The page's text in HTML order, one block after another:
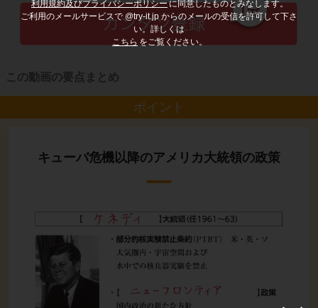
利用規約及びプライバシーポリシーに同意したものとみなします。
ご利用のメールサービスで @try-it.jp からのメールの受信を許可して下さ
い。詳しくは
こちら をご覧ください。
この動画の要点まとめ
ポイント
キューバ危機以降のアメリカ大統領の政策